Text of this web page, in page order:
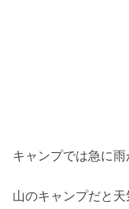
キャンプでは急に雨
山のキャンプだと